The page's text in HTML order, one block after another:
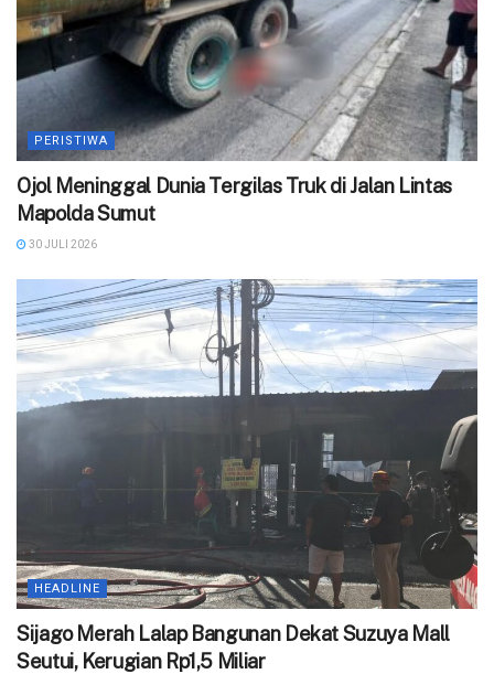
PERISTIWA
Ojol Meninggal Dunia Tergilas Truk di Jalan Lintas
Mapolda Sumut
30 JULI 2026
HEADLINE
Sijago Merah Lalap Bangunan Dekat Suzuya Mall
Seutui, Kerugian Rp1,5 Miliar